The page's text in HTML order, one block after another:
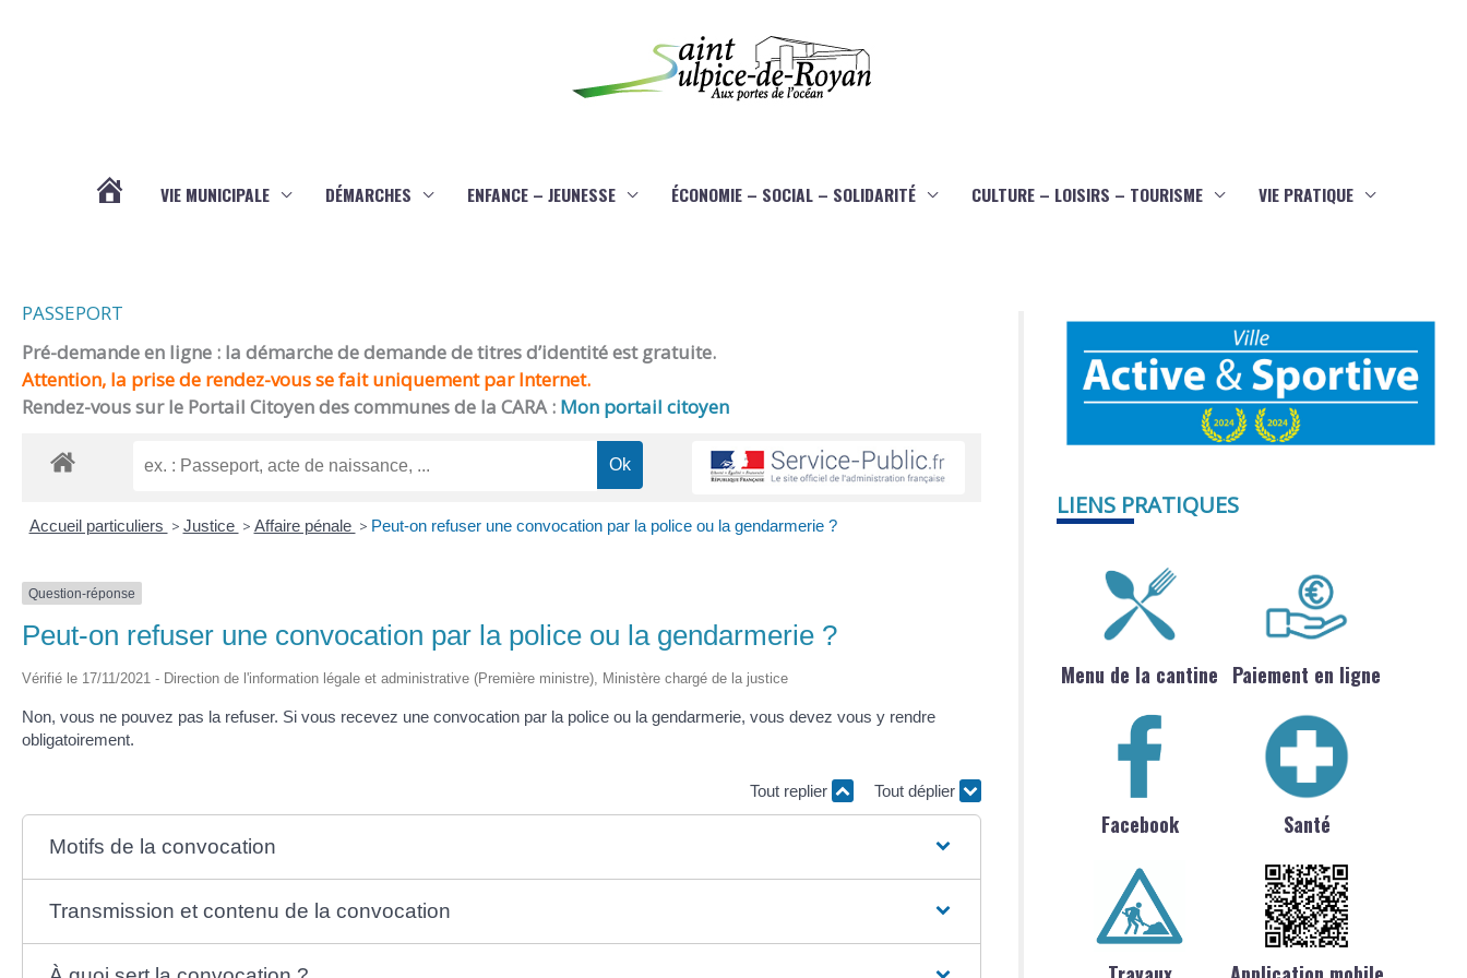
VIE MUNICIPALE DÉMARCHES ENFANCE – JEUNESSE ÉCONOMIE – SOCIAL – SOLIDARITÉ CULTURE – LOISIRS – TOURISME VIE PRATIQUE
PASSEPORT
Pré-demande en ligne : la démarche de demande de titres d’identité est gratuite.
Attention, la prise de rendez-vous se fait uniquement par Internet.
Rendez-vous sur le Portail Citoyen des communes de la CARA : Mon portail citoyen
Accueil particuliers > Justice > Affaire pénale > Peut-on refuser une convocation par la police ou la gendarmerie ?
Question-réponse
Peut-on refuser une convocation par la police ou la gendarmerie ?
Vérifié le 17/11/2021 - Direction de l'information légale et administrative (Première ministre), Ministère chargé de la justice
Non, vous ne pouvez pas la refuser. Si vous recevez une convocation par la police ou la gendarmerie, vous devez vous y rendre
obligatoirement.
Tout replier Tout déplier
Motifs de la convocation
Transmission et contenu de la convocation
LIENS PRATIQUES
Menu de la cantine Paiement en ligne
Facebook Santé